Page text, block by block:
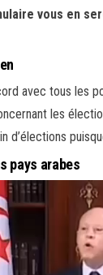
vous en
avec tous les
les
d’élections
pays arabes